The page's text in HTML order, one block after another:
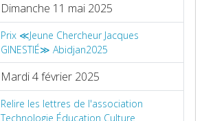
Dimanche 11 mai 2025
Prix ≪Jeune Chercheur Jacques
GINESTIÉ≫ Abidjan2025
Mardi 4 février 2025
Relire les lettres de l'association
Technologie Éducation Culture